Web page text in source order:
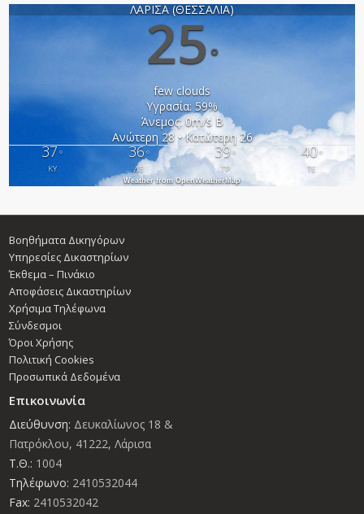
ΛΑΡΙΣΑ (ΘΕΣΣΑΛΙΑ)
25°
few clouds
Υγρασία: 59%
Άνεμος: 0m/s Β
Ανώτερη 28 • Κατώτερη 26
37°
ΚΥ
36°
ΔΕ
39°
ΤΡ
40°
ΤΕ
Weather from OpenWeatherMap
Βοηθήματα Δικηγόρων
Υπηρεσίες Δικαστηρίων
Έκθεμα – Πινάκιο
Αποφάσεις Δικαστηρίων
Χρήσιμα Τηλέφωνα
Σύνδεσμοι
Όροι Χρήσης
Πολιτική Cookies
Προσωπικά Δεδομένα
Επικοινωνία
Διεύθυνση: Δευκαλίωνος 18 &
Πατρόκλου, 41222, Λάρισα
Τ.Θ.: 1004
Τηλέφωνο: 2410532044
Fax: 2410532042